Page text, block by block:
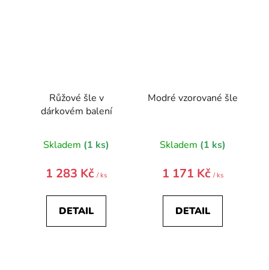
Růžové šle v
dárkovém balení
Skladem (1 ks)
1 283 Kč / ks
DETAIL
Modré vzorované šle
Skladem (1 ks)
1 171 Kč / ks
DETAIL